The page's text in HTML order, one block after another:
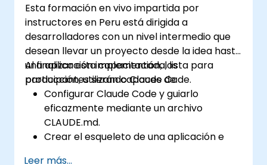
como memoria persistente del proyecto y
conectar herramientas internas mediante el
Protocolo de Contexto del Modelo (MCP).
Esta formación en vivo impartida por
instructores en Peru está dirigida a
desarrolladores con un nivel intermedio que
desean llevar un proyecto desde la idea hasta
una aplicación implementada, lista para
producción, utilizando Claude Code.
Al finalizar esta capacitación, los
participantes serán capaces de:
Configurar Claude Code y guiarlo
eficazmente mediante un archivo
CLAUDE.md.
Crear el esqueleto de una aplicación e
Leer más...